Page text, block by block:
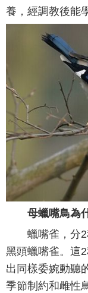
養，經調教後能
母蠟嘴鳥為
蠟嘴雀，分
黑頭蠟嘴雀。這
出同樣委婉動聽
季節制約和雌性